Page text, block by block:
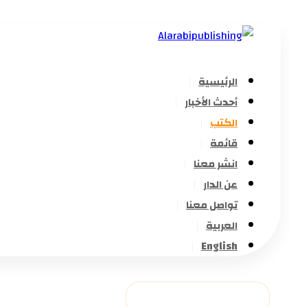
الرئيسية
أحدث الأخبار
الكتب
قائمة
انشر معنا
عن الدار
تواصل معنا
العربية
English